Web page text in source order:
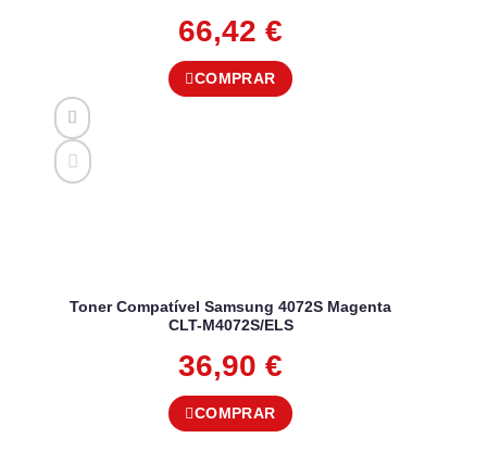
66,42 €
COMPRAR
Toner Compatível Samsung 4072S Magenta
CLT-M4072S/ELS
36,90 €
COMPRAR